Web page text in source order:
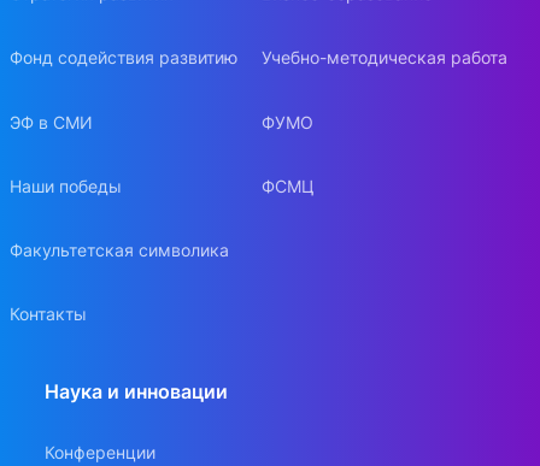
Фонд содействия развитию
ЭФ в СМИ
Наши победы
Факультетская символика
Контакты
Учебно-методическая работа
ФУМО
ФСМЦ
Наука и инновации
Конференции